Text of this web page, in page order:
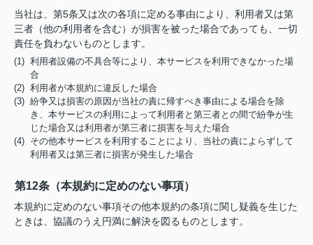
当社は、第5条又は次の各項に定める事由により、利用者又は第
三者（他の利用者を含む）が損害を被った場合であっても、一切
責任を負わないものとします。
(1) 利用者設備の不具合等により、本サービスを利用できなかった場
合
(2) 利用者が本規約に違反した場合
(3) 紛争又は損害の原因が当社の責に帰すべき事由による場合を除
き、本サービスの利用によって利用者と第三者との間で紛争が生
じた場合又は利用者が第三者に損害を与えた場合
(4) その他本サービスを利用することにより、当社の責によらずして
利用者又は第三者に損害が発生した場合
第12条（本規約に定めのない事項）
本規約に定めのない事項その他本規約の条項に関し疑義を生じた
ときは、協議のうえ円満に解決を図るものとします。